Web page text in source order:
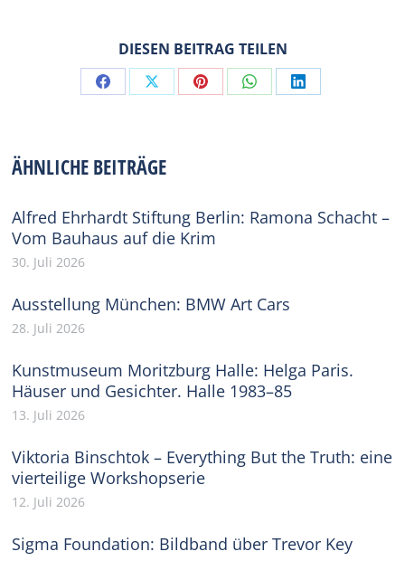
DIESEN BEITRAG TEILEN
Share Share Share Share Share
ÄHNLICHE BEITRÄGE
Alfred Ehrhardt Stiftung Berlin: Ramona Schacht –
Vom Bauhaus auf die Krim
30. Juli 2026
Ausstellung München: BMW Art Cars
28. Juli 2026
Kunstmuseum Moritzburg Halle: Helga Paris.
Häuser und Gesichter. Halle 1983–85
13. Juli 2026
Viktoria Binschtok – Everything But the Truth: eine
vierteilige Workshopserie
12. Juli 2026
Sigma Foundation: Bildband über Trevor Key